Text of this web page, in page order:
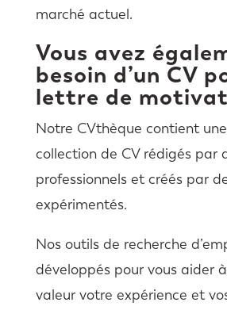
marché actuel.
Vous avez
besoin d’un CV
lettre de
Notre CVthèque contient
collection de CV rédigés par
professionnels et créés par
expérimentés.
Nos outils de recherche
développés pour vous aider
valeur votre expérience et